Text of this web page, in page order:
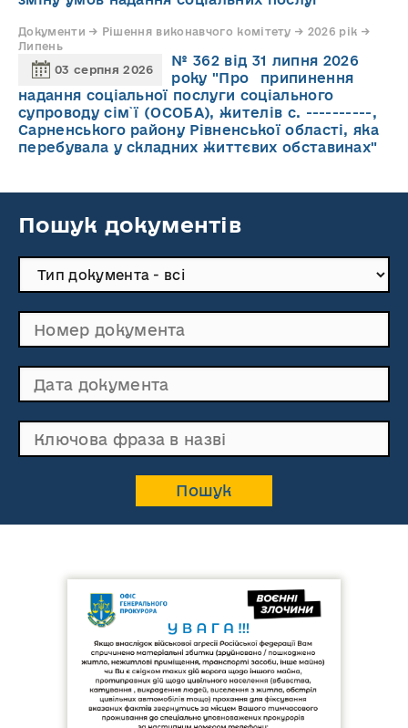
Документи → Рішення виконавчого комітету → 2026 рік →
Липень
03 серпня 2026
№ 362 від 31 липня 2026
року "Про припинення
надання соціальної послуги соціального
супроводу cім`ї (ОСОБА), жителів с. ----------,
Сарненського району Рівненської області, яка
перебувала у складних життєвих обставинах"
Пошук документів